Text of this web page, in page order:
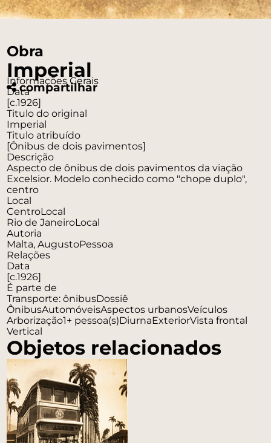
Obra
Imperial
compartilhar
Informações Gerais
Data
[c.1926]
Titulo do original
Imperial
Titulo atribuído
[Ônibus de dois pavimentos]
Descrição
Aspecto de ônibus de dois pavimentos da viação
Excelsior. Modelo conhecido como "chope duplo",
centro
Local
CentroLocal
Rio de JaneiroLocal
Autoria
Malta, AugustoPessoa
Relações
Data
[c.1926]
É parte de
Transporte: ônibusDossiê
ÔnibusAutomóveisAspectos urbanosVeículos
Arborização1+ pessoa(s)DiurnaExteriorVista frontal
Vertical
Objetos relacionados